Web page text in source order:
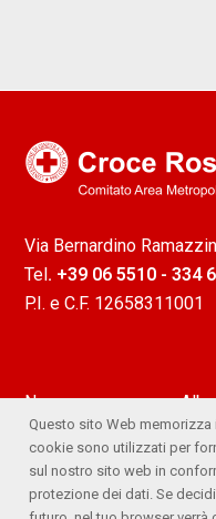
Via Bernardino
Tel. +39 06 5510 - 334
P.I. e C.F. 12658311001
News
Attività
Lavora con noi
Questo sito Web
cookie sono utilizzati per
sul nostro sito web in
protezione dei dati. Se